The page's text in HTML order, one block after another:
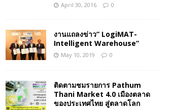
April 30, 2016 0
งานแถลงข่าว” LogiMAT-
Intelligent Warehouse”
May 10, 2019 0
ติดตามชมรายการ Pathum
Thani Market 4.0 เมืองตลาด
ของประเทศไทย สู่ตลาดโลก